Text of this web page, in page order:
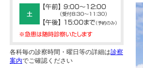
各科毎の診察時間・曜日等の詳細は診察
案内でご確認ください